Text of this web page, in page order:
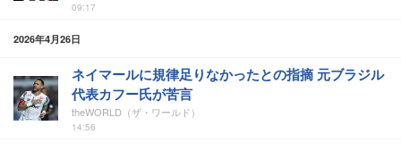
09:17
2026年4月26日
ネイマールに規律足りなかったとの指摘 元ブラジル
代表カフー氏が苦言
theWORLD（ザ・ワールド）
14:56